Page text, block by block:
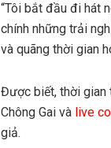
“Tôi bắt đầu đi hát
chính những trải
và quãng thời gian
Được biết, thời gian
Chông Gai và live
giả.